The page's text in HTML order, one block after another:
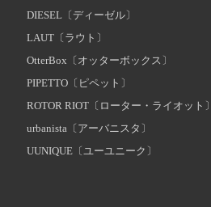
DIESEL〔ディーゼル〕
LAUT〔ラウト〕
OtterBox〔オッターボックス〕
PIPETTO〔ピペット〕
ROTOR RIOT〔ローター・ライオット〕
urbanista〔アーバニスタ〕
UUNIQUE〔ユーユニーク〕